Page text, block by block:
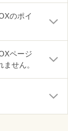
のポイ
ページ
せん。